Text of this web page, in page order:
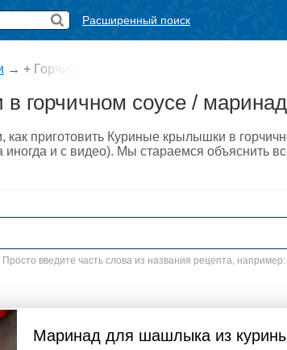
Расширенный поиск
→ + Горчица
горчичном соусе /
приготовить Куриные крылышки в
и с видео). Мы стараемся объяснить
введите часть слова из названия рецепта, например:
Маринад для шашлыка из